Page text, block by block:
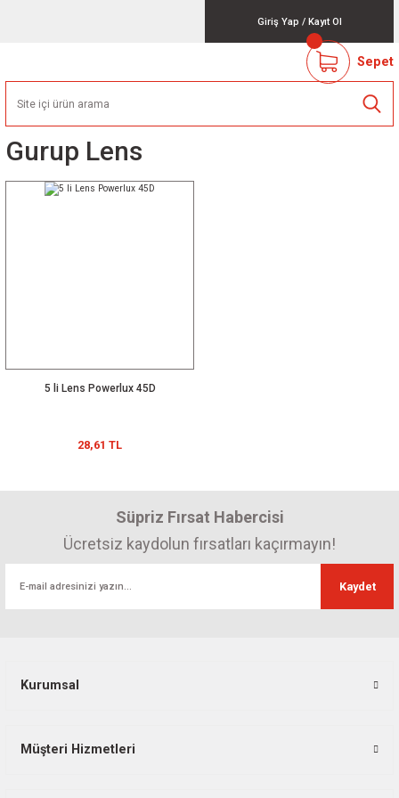
Giriş Yap / Kayıt Ol
Sepet
Gurup Lens
5 li Lens Powerlux 45D
28,61 TL
Süpriz Fırsat Habercisi
Ücretsiz kaydolun fırsatları kaçırmayın!
Kaydet
Kurumsal
Müşteri Hizmetleri